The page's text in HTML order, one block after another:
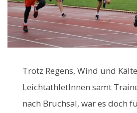
Trotz Regens, Wind und
LeichtathletInnen samt
nach Bruchsal, war es doch